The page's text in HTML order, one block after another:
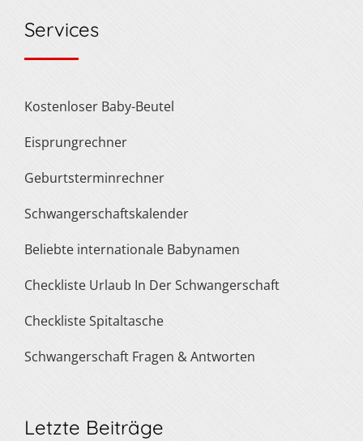
Services
Kostenloser Baby-Beutel
Eisprungrechner
Geburtsterminrechner
Schwangerschaftskalender
Beliebte internationale Babynamen
Checkliste Urlaub In Der Schwangerschaft
Checkliste Spitaltasche
Schwangerschaft Fragen & Antworten
Letzte Beiträge